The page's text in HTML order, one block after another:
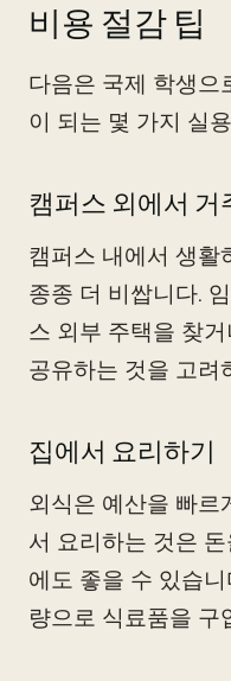
비용 절감 팁
다음은 국제 학생으
이 되는 몇 가지 실
캠퍼스 외에서
캠퍼스 내에서 생활
종종 더 비쌉니다.
스 외부 주택을 찾
공유하는 것을 고려
집에서 요리하기
외식은 예산을 빠르
서 요리하는 것은
에도 좋을 수 있습
량으로 식료품을 구